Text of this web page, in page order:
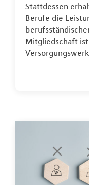
Stattdessen
Berufe die
Mitgliedschaft